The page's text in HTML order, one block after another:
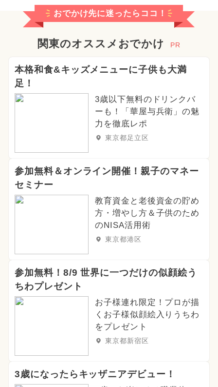
おでかけ先に迷ったらココ！
関東のオススメおでかけ PR
本格和食&キッズメニューに子供も大満
足！
3歳以下無料のドリンクバ
ーも！「華屋与兵衛」の魅
力を徹底レポ
東京都足立区
参加無料＆オンライン開催！親子のマネー
セミナー
教育資金と老後資金の貯め
方・増やし方＆子供のため
のNISA活用術
東京都港区
参加無料！8/9 世界に一つだけの似顔絵う
ちわプレゼント
お子様連れ限定！プロが描
くお子様似顔絵入りうちわ
をプレゼント
東京都新宿区
3歳になったらキッザニアデビュー！